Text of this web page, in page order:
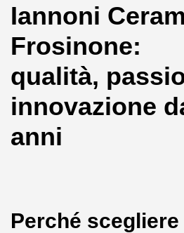
Iannoni
Frosinone:
qualità,
innovazione
anni
Perché scegliere